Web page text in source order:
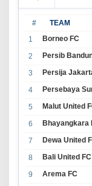
# TEAM
1 Borneo FC
2
Persib
3
Persija
4
Persebaya
5
Malut United
6
Bhayangkara
7
Dewa United
8
Bali United FC
9
Arema FC